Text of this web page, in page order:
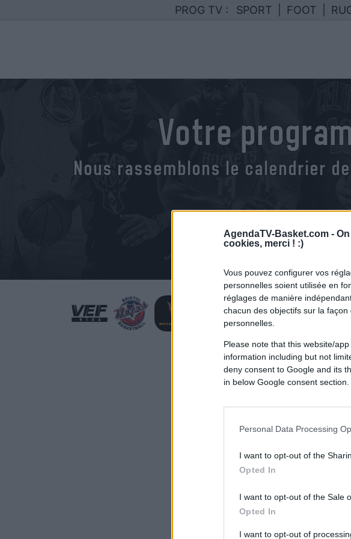
AgendaTV-Basket.com -
cookies, merci ! :)
Vous pouvez configurer vos
personnelles soient utilisée en
réglages de manière
chacun des objectifs sur la
personnelles.
Please note that this website/
information including but not
deny consent to Google and its
in below Google consent section.
Personal Data Processing
I want to opt-out of the
Opted In
I want to opt-out of the Sale
Opted In
I want to opt-out of
PROG TV : SPORT FOOT
Votre
Nous rassemblons le calendrier